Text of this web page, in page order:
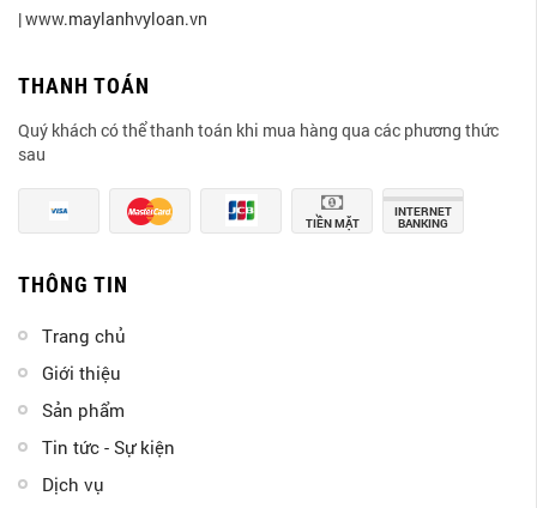
| www.maylanhvyloan.vn
THANH TOÁN
Quý khách có thể thanh toán khi mua hàng qua các phương thức
sau
TIỀN MẶT
INTERNET
BANKING
THÔNG TIN
Trang chủ
Giới thiệu
Sản phẩm
Tin tức - Sự kiện
Dịch vụ